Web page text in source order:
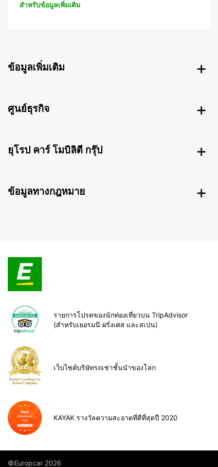
สำหรับข้อมูลเพิ่มเติม
ข้อมูลเพิ่มเติม
ศูนย์ธุรกิจ
ยุโรป คาร์ โมบิลิตี กรุ๊ป
ข้อมูลทางกฎหมาย
รายการโปรดของนักท่องเที่ยวบน TripAdvisor
(สำหรับเยอรมนี ฝรั่งเศส และสเปน)
เว็บไซต์บริษัทรถเช่าชั้นนำของโลก
KAYAK รางวัลความสะอาดที่ดีที่สุดปี 2020
©Europcar 2026